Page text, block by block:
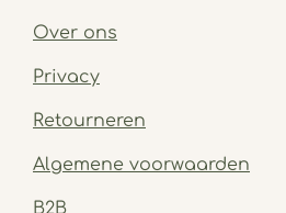
Over ons
Privacy
Retourneren
Algemene voorwaarden
B2B